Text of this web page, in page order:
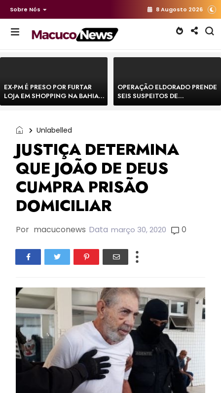
Sobre Nós 8 Augosto 2026
EX-PM É PRESO POR FURTAR
LOJA EM SHOPPING NA BAHIA E
ESCAPA CORRENDO DE
OPERAÇÃO ELDORADO PRENDE
SEIS SUSPEITOS DE
MOVIMENTAR R$ 25 MILHÕES
Unlabelled
JUSTIÇA DETERMINA
QUE JOÃO DE DEUS
CUMPRA PRISÃO
DOMICILIAR
Por macuconews Data março 30, 2020 0